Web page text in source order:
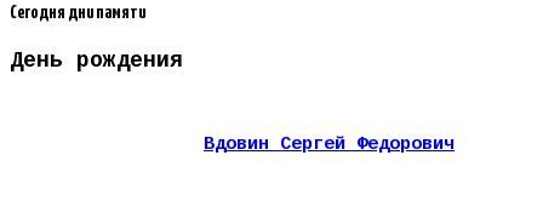
Сегодня дни памяти
День рождения
Вдовин Сергей Федорович